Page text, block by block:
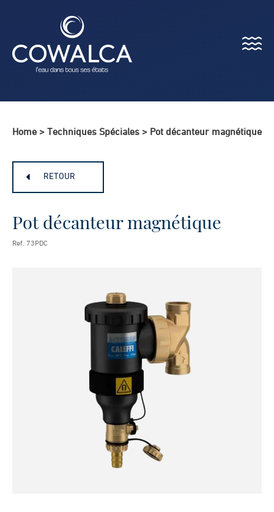
Menu
Home > Techniques Spéciales > Pot décanteur magnétique
RETOUR
Pot décanteur magnétique
Ref. 73PDC